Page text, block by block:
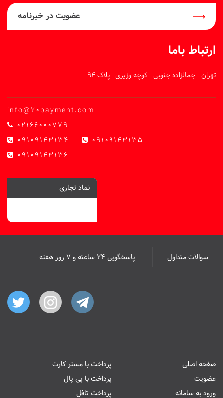
عضویت در خبرنامه
ارتباط باما
تهران - جمالزاده جنوبی - کوچه وزیری - پلاک 94
info@20payment.com
02166000779
09109143134
09109143135
09109143136
نماد تجاری
سوالات متداول پاسخگویی ۲۴ ساعته و ۷ روز هفته
صفحه اصلی
عضویت
ورود به سامانه
پرداخت با مستر کارت
پرداخت با پی پال
پرداخت تافل